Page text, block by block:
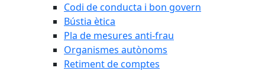
Codi de conducta i bon govern
Bústia ètica
Pla de mesures anti-frau
Organismes autònoms
Retiment de comptes